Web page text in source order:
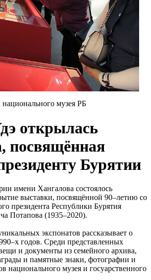
музея РБ
открылась
посвящённая
Бурятии
имени Хангалова состоялось
выставки, посвящённой 90–летию со
президента Республики Бурятия
Потапова (1935–2020).
экспонатов рассказывает о
годов. Среди представленных
и документы из семейного архива,
и памятные знаки, фотографии и
национального музея и госуарственного